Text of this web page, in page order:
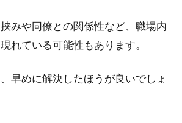
みや同僚との関係性など、職場内
れている可能性もあります。
早めに解決したほうが良いでしょ